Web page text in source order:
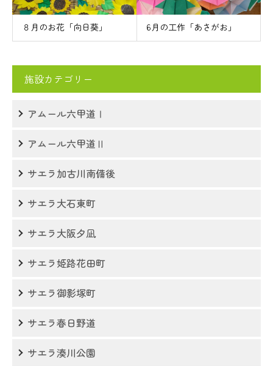
８月のお花「向日葵」 6月の工作「あさがお」
施設カテゴリー
アムール六甲道Ⅰ
アムール六甲道Ⅱ
サエラ加古川南備後
サエラ大石東町
サエラ大阪夕凪
サエラ姫路花田町
サエラ御影塚町
サエラ春日野道
サエラ湊川公園